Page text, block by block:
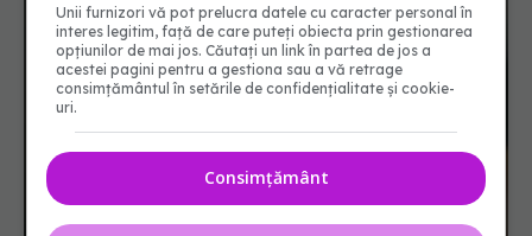
Unii furnizori vă pot prelucra datele cu caracter personal în
interes legitim, față de care puteți obiecta prin gestionarea
opțiunilor de mai jos. Căutați un link în partea de jos a
acestei pagini pentru a gestiona sau a vă retrage
consimțământul în setările de confidențialitate și cookie-
uri.
Consimțământ